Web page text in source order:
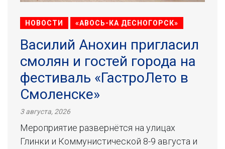
НОВОСТИ «АВОСЬ-КА ДЕСНОГОРСК»
Василий Анохин пригласил
смолян и гостей города на
фестиваль «ГастроЛето в
Смоленске»
3 августа, 2026
Мероприятие развернётся на улицах
Глинки и Коммунистической 8-9 августа и